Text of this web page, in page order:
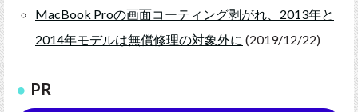
MacBook Proの画面コーティング剥がれ、2013年と
2014年モデルは無償修理の対象外に (2019/12/22)
PR